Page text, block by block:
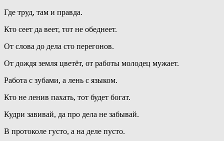
Где труд, там и правда.
Кто сеет да веет, тот не обеднеет.
От слова до дела сто перегонов.
От дождя земля цветёт, от работы молодец мужает.
Работа с зубами, а лень с языком.
Кто не ленив пахать, тот будет богат.
Кудри завивай, да про дела не забывай.
В протоколе густо, а на деле пусто.